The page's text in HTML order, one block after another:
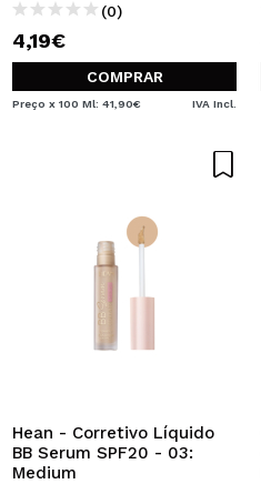
(0)
4,19€
COMPRAR
Preço x 100 Ml: 41,90€ IVA Incl.
Hean - Corretivo Líquido
BB Serum SPF20 - 03:
Medium